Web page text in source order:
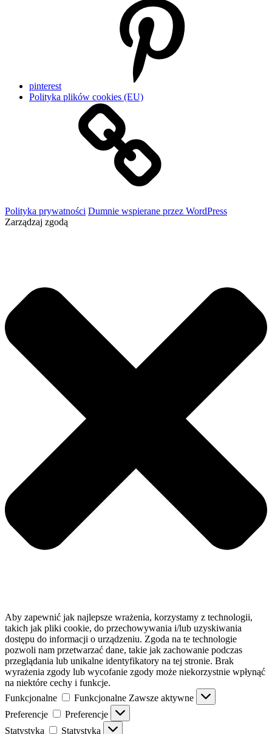
pinterest
Polityka plików cookies (EU)
Polityka prywatności Dumnie wspierane przez WordPress
Zarządzaj zgodą
Aby zapewnić jak najlepsze wrażenia, korzystamy z technologii,
takich jak pliki cookie, do przechowywania i/lub uzyskiwania
dostępu do informacji o urządzeniu. Zgoda na te technologie
pozwoli nam przetwarzać dane, takie jak zachowanie podczas
przeglądania lub unikalne identyfikatory na tej stronie. Brak
wyrażenia zgody lub wycofanie zgody może niekorzystnie wpłynąć
na niektóre cechy i funkcje.
Funkcjonalne
Funkcjonalne Zawsze aktywne
Preferencje
Preferencje
Statystyka
Statystyka